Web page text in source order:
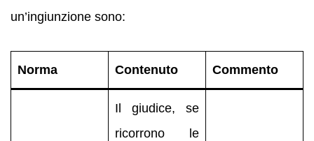
un’ingiunzione sono:
Norma Contenuto Commento
Il giudice, se
ricorrono le